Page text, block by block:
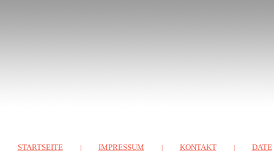
STARTSEITE | IMPRESSUM | KONTAKT | DATE